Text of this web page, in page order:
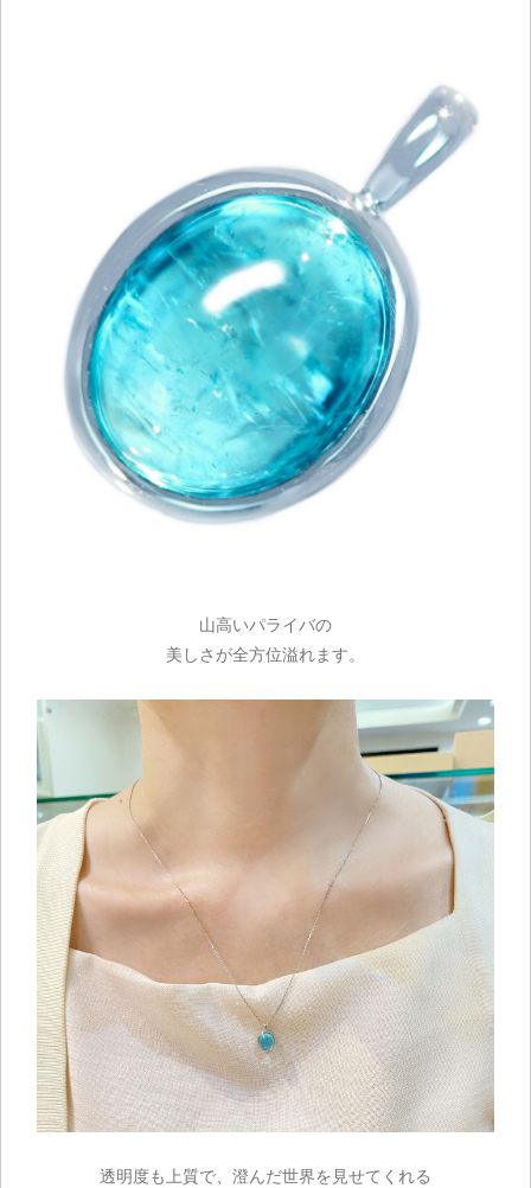
山高いパライバの
美しさが全方位溢れます。
透明度も上質で、澄んだ世界を見せてくれる
ご注文手続き
カートを見る